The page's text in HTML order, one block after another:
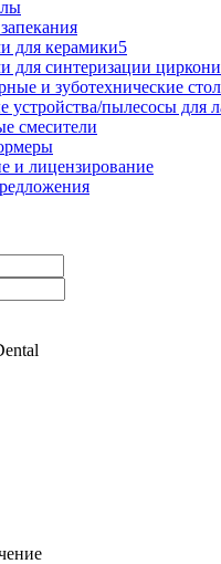
для керамики5
для синтеризации
и зуботехнические
пылесосы для
смесители
и лицензирование